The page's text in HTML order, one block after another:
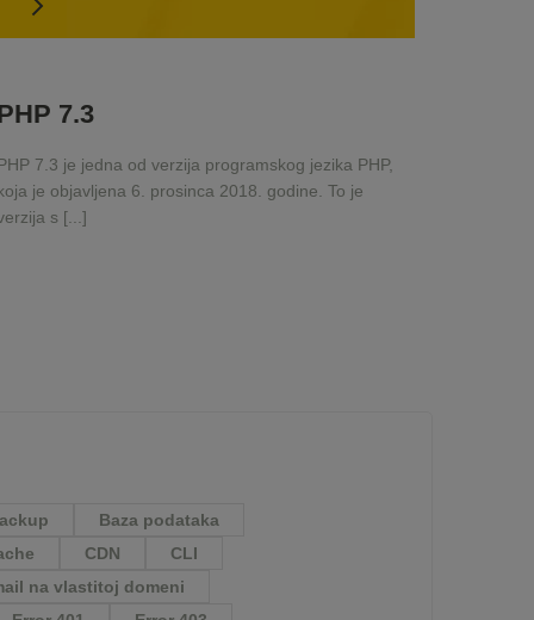
7.3
7.3 je jedna od verzija programskog jezika PHP,
je objavljena 6. prosinca 2018. godine. To je
s [...]
Baza podataka
CDN
CLI
na vlastitoj domeni